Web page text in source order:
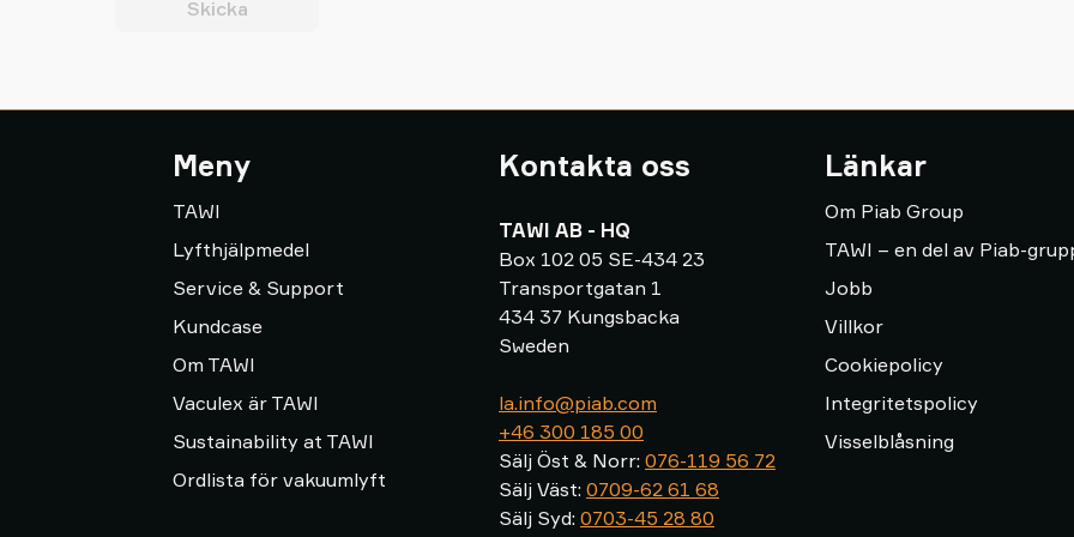
Skicka
Meny
TAWI
Lyfthjälpmedel
Service & Support
Kundcase
Om TAWI
Vaculex är TAWI
Sustainability at TAWI
Ordlista för vakuumlyft
Kontakta oss
TAWI AB - HQ
Box 102 05 SE-434 23
Transportgatan 1
434 37 Kungsbacka
Sweden
la.info@piab.com
+46 300 185 00
Sälj Öst & Norr: 076-119 56 72
Sälj Väst: 0709-62 61 68
Sälj ​​Syd: 0703-45 28 80
Länkar
Om Piab Group
TAWI – en del av Piab-
Jobb
Villkor
Cookiepolicy
Integritetspolicy
Visselblåsning